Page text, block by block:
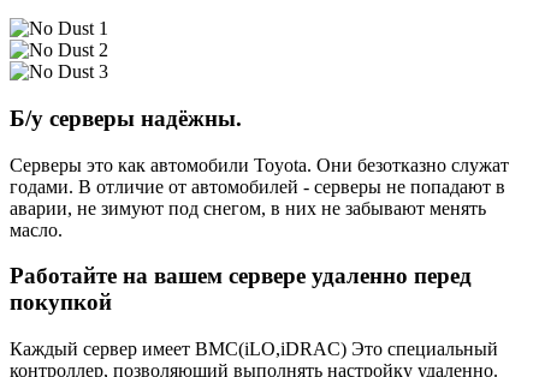
Б/у серверы надёжны.
Серверы это как автомобили Toyota. Они безотказно служат
годами. В отличие от автомобилей - серверы не попадают в
аварии, не зимуют под снегом, в них не забывают менять
масло.
Работайте на вашем сервере удаленно перед
покупкой
Каждый сервер имеет BMC(iLO,iDRAC) Это специальный
контроллер, позволяющий выполнять настройку удаленно.